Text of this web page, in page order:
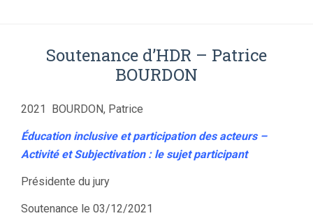
Soutenance d’HDR – Patrice
BOURDON
2021 BOURDON, Patrice
Éducation inclusive et participation des acteurs –
Activité et Subjectivation : le sujet participant
Présidente du jury
Soutenance le 03/12/2021